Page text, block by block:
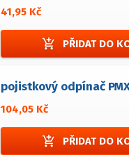
41,95 Kč
add_shopping_cart PŘIDAT DO
pojistkový odpínač
104,05 Kč
add_shopping_cart PŘIDAT DO